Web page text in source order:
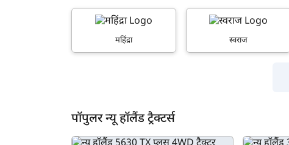
महिंद्रा स्वराज
पॉपुलर न्यू हॉलैंड ट्रैक्टर्स